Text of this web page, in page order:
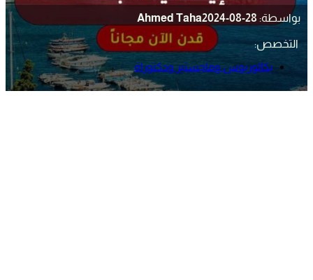
بواسطة: Ahmed Taha2024-08-28
التخصص:
بكالوريوس وماجستير ودكتوراة